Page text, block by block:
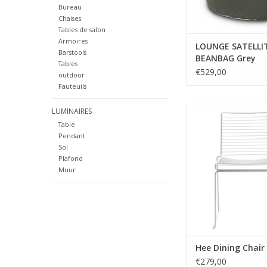
Bureau
Chaises
Tables de salon
Armoires
Barstools
Tables
outdoor
Fauteuils
LUMINAIRES
Table
Pendant
Sol
Plafond
Muur
Couleurs
chine
LOUNGE
BEANBAG Grey
€529,00
Marque:
Design: Hee
Matière:
Dimensions: W41 /
H47 / 79
Couleur:
Hee Dining
€279,00